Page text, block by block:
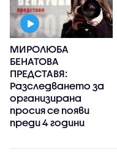
МИРОЛЮБА
БЕНАТОВА
ПРЕДСТАВЯ:
Разследването за
организирана
просия се появи
преди 4 години